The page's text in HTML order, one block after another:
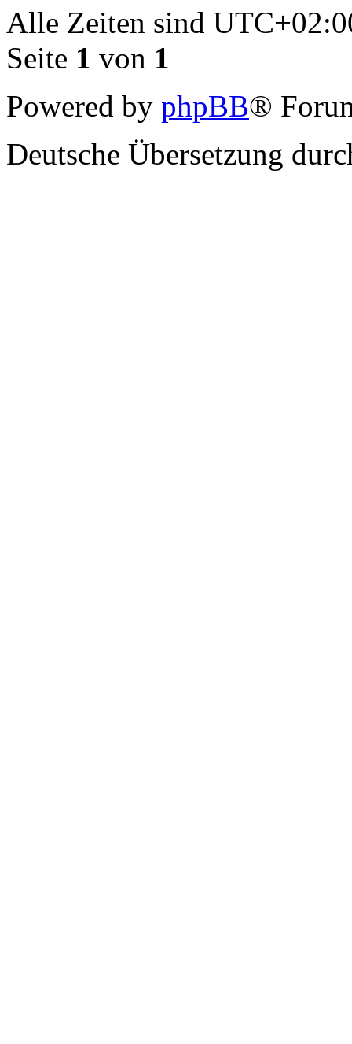
Alle Zeiten sind
Seite 1 von 1
Powered by phpBB®
Deutsche Übersetzung